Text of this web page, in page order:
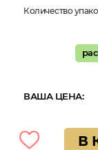
Количество
ВАША ЦЕНА:
В